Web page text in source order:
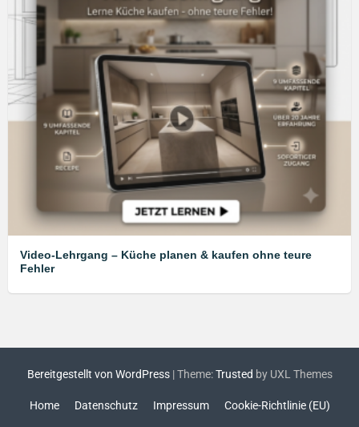
Video-Lehrgang – Küche planen & kaufen ohne teure
Fehler
Bereitgestellt von WordPress |Theme:Trusted by UXL Themes
Home Datenschutz Impressum Cookie-Richtlinie (EU)